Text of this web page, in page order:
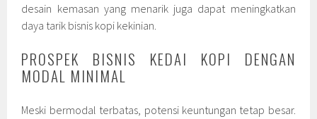
desain kemasan yang menarik juga dapat meningkatkan
daya tarik bisnis kopi kekinian.
PROSPEK BISNIS KEDAI KOPI DENGAN
MODAL MINIMAL
Meski bermodal terbatas, potensi keuntungan tetap besar.